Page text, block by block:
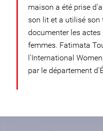
maison a été prise
son lit et a utilisé son
documenter les
femmes. Fatimata
l'International
par le département